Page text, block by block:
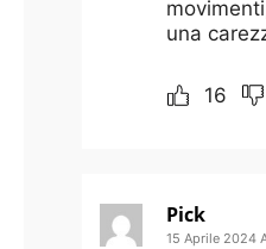
una
16
Pick
15 Aprile 2024